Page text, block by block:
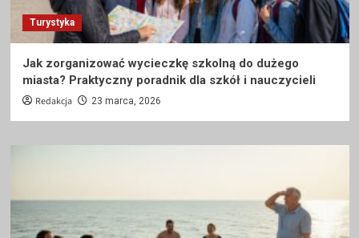
Turystyka
Jak zorganizować wycieczkę szkolną do dużego
miasta? Praktyczny poradnik dla szkół i nauczycieli
Redakcja 23 marca, 2026